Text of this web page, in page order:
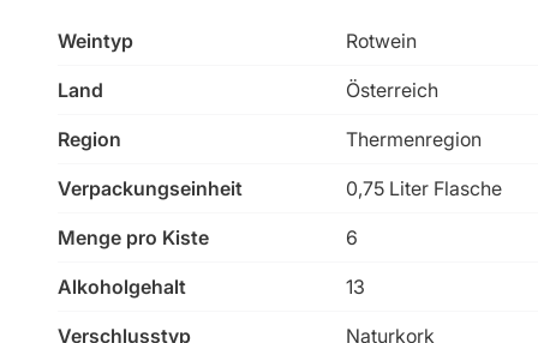
Weintyp Rotwein
Land Österreich
Region Thermenregion
Verpackungseinheit 0,75 Liter Flasche
Menge pro Kiste 6
Alkoholgehalt 13
Verschlusstyp Naturkork